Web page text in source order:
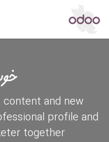
and new
profile and
together.